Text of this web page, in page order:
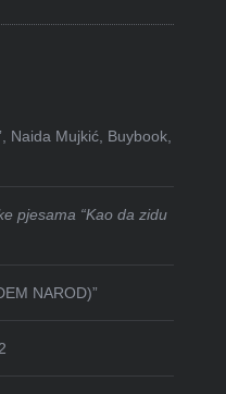
Naida Mujkić, Buybook,
pjesama “Kao da zidu
NAROD)”